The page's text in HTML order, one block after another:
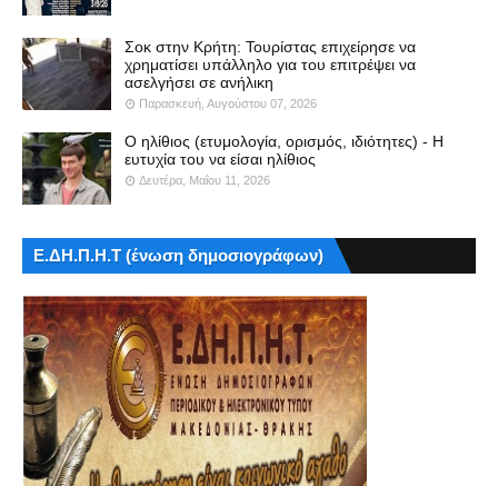
Σοκ στην Κρήτη: Τουρίστας επιχείρησε να
χρηματίσει υπάλληλο για του επιτρέψει να
ασελγήσει σε ανήλικη
Παρασκευή, Αυγούστου 07, 2026
Ο ηλίθιος (ετυμολογία, ορισμός, ιδιότητες) - Η
ευτυχία του να είσαι ηλίθιος
Δευτέρα, Μαΐου 11, 2026
Ε.ΔΗ.Π.Η.Τ (ένωση δημοσιογράφων)